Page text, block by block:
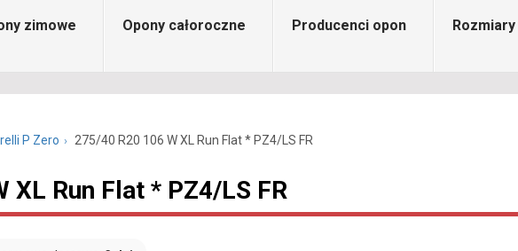
zimowe Opony całoroczne Producenci opon
P Zero 275/40 R20 106 W XL Run Flat * PZ4/LS FR
XL Run Flat * PZ4/LS FR